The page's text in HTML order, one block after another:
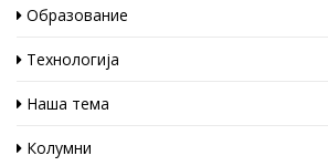
Образование
Технологија
Наша тема
Колумни